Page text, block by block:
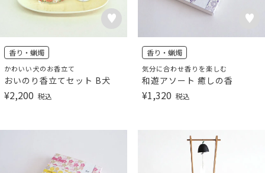
香り・蝋燭
かわいい犬のお香立て
おいのり香立てセット B犬
¥2,200 税込
香り・蝋燭
気分に合わせ香りを楽しむ
和遊アソート 癒しの香
¥1,320 税込